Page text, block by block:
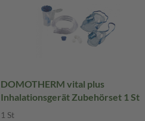
DOMOTHERM vital plus
Inhalationsgerät Zubehörset 1 St
1 St